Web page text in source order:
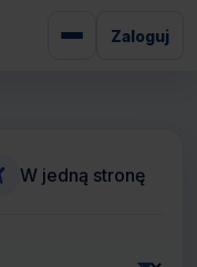
Zaloguj
W jedną stronę